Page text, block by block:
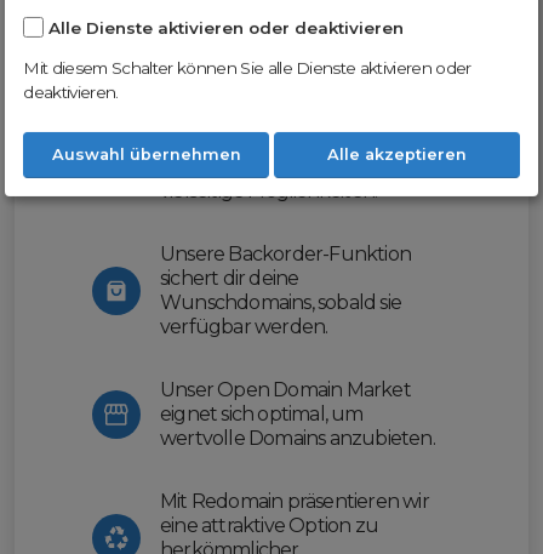
Nutze unsere Erfahrung und profitiere
erleichtern wir dir den
Domainhandel und bieten dir
vielseitige Möglichkeiten.
Unsere Backorder-Funktion
sichert dir deine
Wunschdomains, sobald sie
verfügbar werden.
Unser Open Domain Market
eignet sich optimal, um
wertvolle Domains anzubieten.
Mit Redomain präsentieren wir
eine attraktive Option zu
Alle Dienste aktivieren oder deaktivieren
Mit diesem Schalter können Sie alle Dienste aktivieren oder
deaktivieren.
Auswahl übernehmen Alle akzeptieren